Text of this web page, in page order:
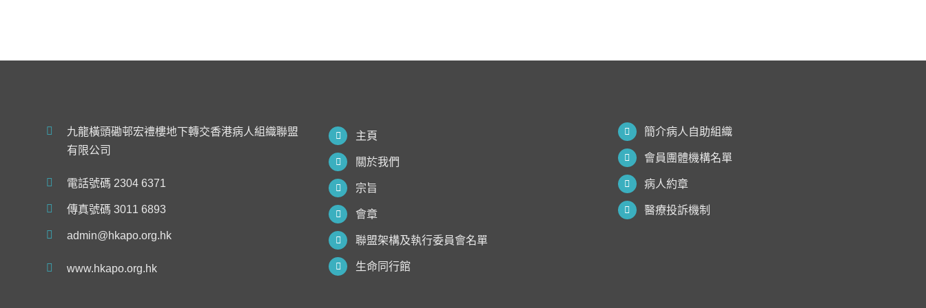
九龍橫頭磡邨宏禮樓地下轉交香港病人組織聯盟
有限公司
電話號碼 2304 6371
傳真號碼 3011 6893
admin@hkapo.org.hk
www.hkapo.org.hk
主頁
關於我們
宗旨
會章
聯盟架構及執行委員會名單
生命同行館
簡介病人自助組織
會員團體機構名單
病人約章
醫療投訴機制